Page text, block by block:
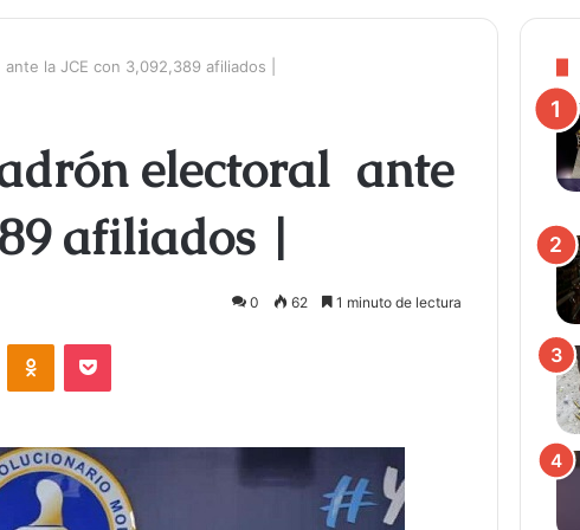
la JCE con 3,092,389 afiliados |
electoral ante
afiliados |
0 62 1 minuto de lectura